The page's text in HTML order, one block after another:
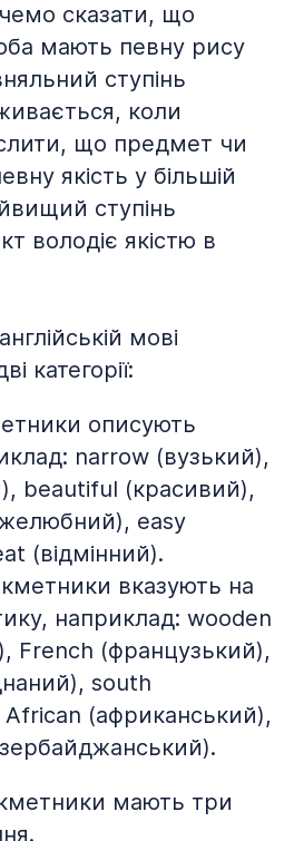
сказати, що
мають певну рису
ступінь
коли
що предмет чи
якість у більшій
ступінь
володіє якістю в
мові
категорії:
описують
narrow (вузький),
beautiful (красивий),
easy
(відмінний).
вказують на
наприклад: wooden
French (французький),
south
African (африканський),
мають три